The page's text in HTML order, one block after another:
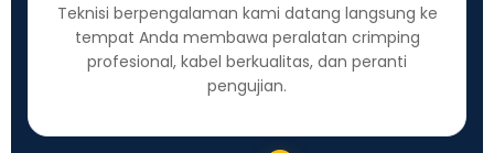
Teknisi berpengalaman kami datang langsung ke
tempat Anda membawa peralatan crimping
profesional, kabel berkualitas, dan peranti
pengujian.